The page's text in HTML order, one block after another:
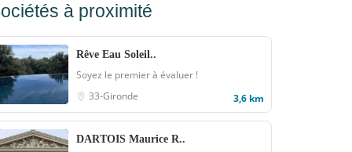
à proximité
Rêve Eau Soleil..
Soyez le premier à évaluer !
33-Gironde
3,6 km
DARTOIS Maurice R..